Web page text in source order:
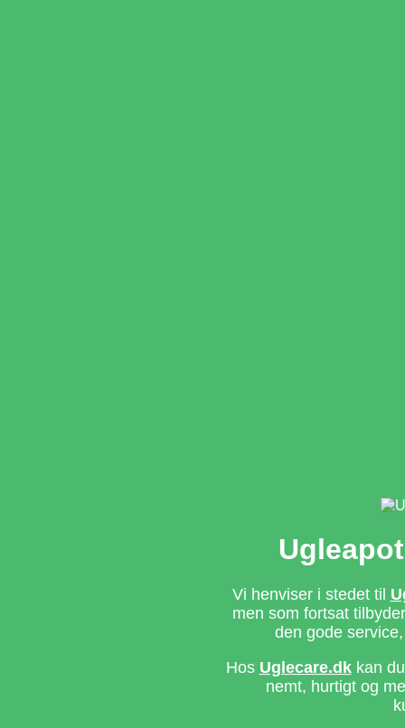
Vi henviser i stedet til
men som fortsat
den gode
Hos Uglecare.dkkan du
nemt, hurtigt og